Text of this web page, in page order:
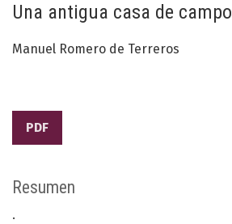
Una antigua casa de campo
Manuel Romero de Terreros
PDF
Resumen
.